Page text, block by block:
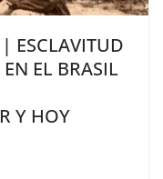
ESCLAVITUD
EL BRASIL
Y HOY